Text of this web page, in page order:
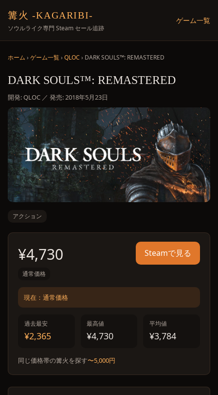
篝火 -KAGARIBI-
ソウルライク専門 Steam セール追跡
ゲーム一覧
ホーム › ゲーム一覧› QLOC › DARK SOULS™: REMASTERED
DARK SOULS™: REMASTERED
開発: QLOC ／ 発売: 2018年5月23日
アクション
¥4,730
通常価格
Steamで見る
現在：通常価格
過去最安
¥2,365
最高値
¥4,730
平均値
¥3,784
同じ価格帯の篝火を探す〜5,000円